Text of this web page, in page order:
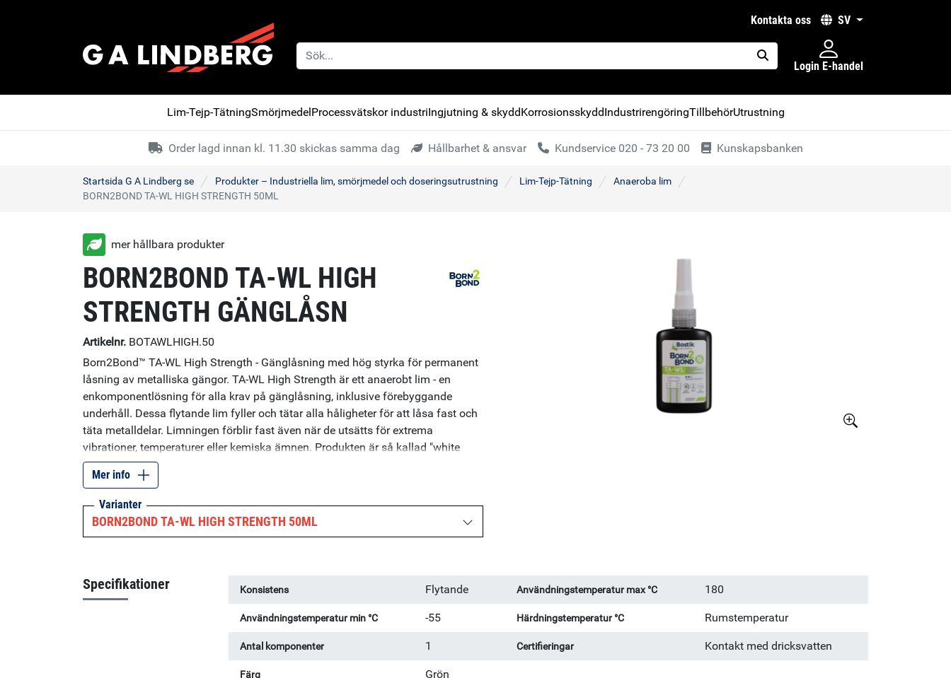
kontakta oss SV
placeholder.search
Login E-handel
Lim-Tejp-TätningSmörjmedelProcessvätskor industriIngjutning & skyddKorrosionsskyddIndustrirengöringTillbehörUtrustning
Order lagd innan kl. 11.30 skickas samma dag Hållbarhet & ansvar Kundservice 020 - 73 20 00 Kunskapsbanken
Startsida G A Lindberg se Produkter – Industriella lim, smörjmedel och doseringsutrustning Lim-Tejp-Tätning
Anaeroba lim
BORN2BOND TA-WL HIGH STRENGTH 50ML
mer hållbara produkter
BORN2BOND TA-WL HIGH
STRENGTH GÄNGLÅSN
Artikelnr. BOTAWLHIGH.50
Born2Bond™ TA-WL High Strength - Gänglåsning med hög styrka för permanent
låsning av metalliska gängor. TA-WL High Strength är ett anaerobt lim - en
enkomponentlösning för alla krav på gänglåsning, inklusive förebyggande
underhåll. Dessa flytande lim fyller och tätar alla håligheter för att låsa fast och
täta metalldelar. Limningen förblir fast även när de utsätts för extrema
vibrationer, temperaturer eller kemiska ämnen. Produkten är så kallad "white
label", det vill säga, den är helt oklassificerad och utan varningssymboler -
miljövänlig och arbetsmiljövänlig utan att kompromissa med prestandan!
Användning av produkten ställer inga krav på härdplastutbildning. Produkten
finns tillgänglig i tre olika styrkor: låg, medium och hög styrka. Low Strength:
Mer info
Varianter
BORN2BOND TA-WL HIGH STRENGTH 50ML
Större bild
Specifikationer Konsistens Flytande Användningstemperatur max °C 180
Användningstemperatur min °C -55 Härdningstemperatur °C Rumstemperatur
Antal komponenter 1 Certifieringar Kontakt med dricksvatten
Färg Grön